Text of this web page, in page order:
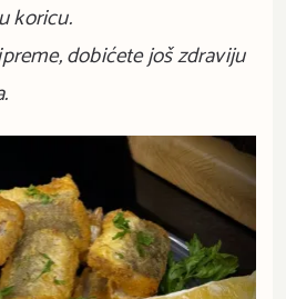
koricu.
dobićete još zdraviju